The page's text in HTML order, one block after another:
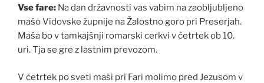
Vse fare: Na dan državnosti vas vabim na zaobljubljeno
mašo Vidovske župnije na Žalostno goro pri Preserjah.
Maša bo v tamkajšnji romarski cerkvi v četrtek ob 10.
uri. Tja se gre z lastnim prevozom.
V četrtek po sveti maši pri Fari molimo pred Jezusom v